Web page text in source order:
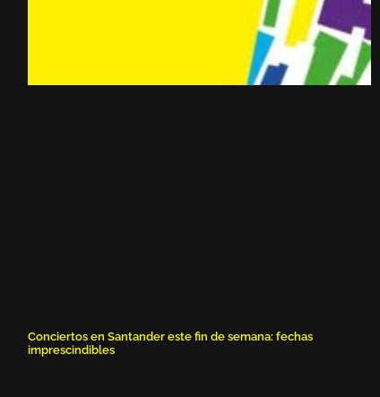
Conciertos en Santander este fin de semana: fechas
imprescindibles